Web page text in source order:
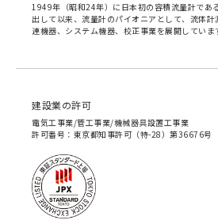
1949年（昭和24年）に日本初の容積流量計であ
出して以来、流量計のパイオニアとして、流体
連機器、システム機器、校正事業を展開していま
建設業の許可
電気工事業/管工事業/機械器具設置工事業
許可番号：東京都知事許可（特-28）第36676号